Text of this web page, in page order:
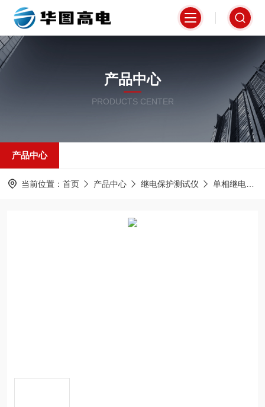
产品中心
PRODUCTS CENTER
产品中心
当前位置： 首页 产品中心 继电保护测试仪 单相继电保护测试仪